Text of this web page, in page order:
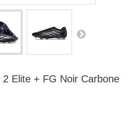
Elite + FG Noir Carbone